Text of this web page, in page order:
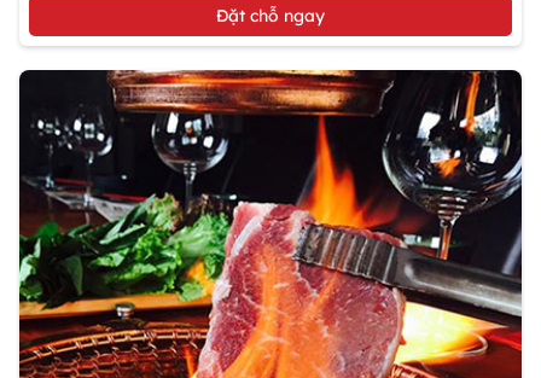
Đặt chỗ ngay